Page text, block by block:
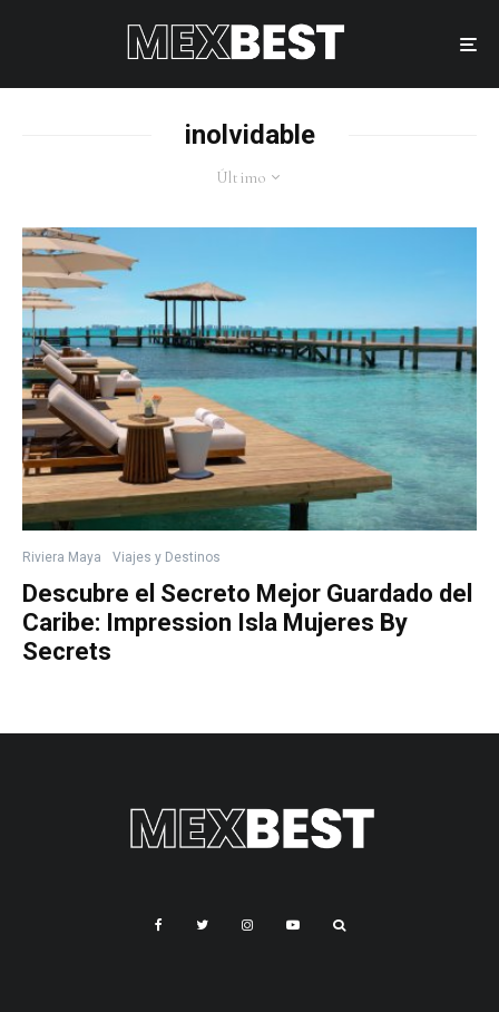
inolvidable
Último
Riviera Maya Viajes y Destinos
Descubre el Secreto Mejor Guardado del
Caribe: Impression Isla Mujeres By
Secrets